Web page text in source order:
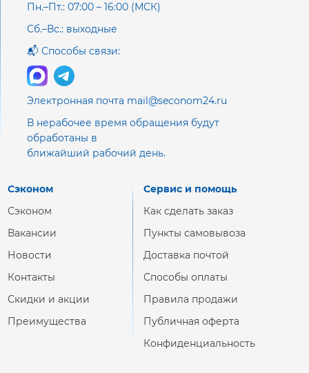
Пн.–Пт.: 07:00 – 16:00 (МСК)
Сб.–Вс.: выходные
📬 Способы связи:
Электронная почта mail@seconom24.ru
В нерабочее время обращения будут
обработаны в
ближайший рабочий день.
Сэконом
Сэконом
Вакансии
Новости
Контакты
Скидки и акции
Преимущества
Сервис и помощь
Как сделать заказ
Пункты самовывоза
Доставка почтой
Способы оплаты
Правила продажи
Публичная оферта
Конфиденциальность